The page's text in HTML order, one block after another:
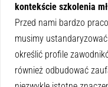
kontekście szkolenia
Przed nami bardzo
musimy
określić profile
również odbudować